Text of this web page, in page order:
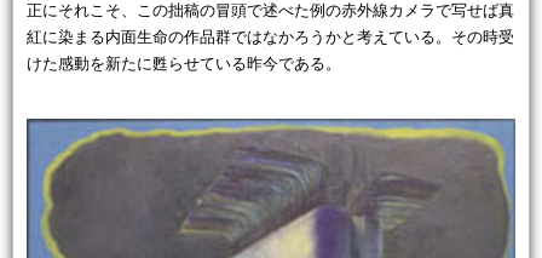
正にそれこそ、この拙稿の冒頭で述べた例の赤外線カメラで写せば真
紅に染まる内面生命の作品群ではなかろうかと考えている。その時受
けた感動を新たに甦らせている昨今である。